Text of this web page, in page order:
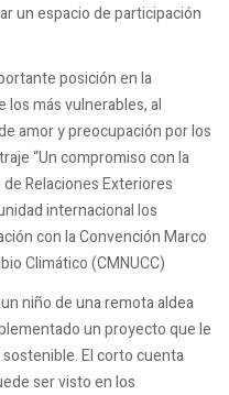
un espacio de participación
posición en la
los más vulnerables, al
amor y preocupación por los
“Un compromiso con la
Relaciones Exteriores
internacional los
con la Convención Marco
Climático (CMNUCC)
niño de una remota aldea
un proyecto que le
El corto cuenta
ser visto en los